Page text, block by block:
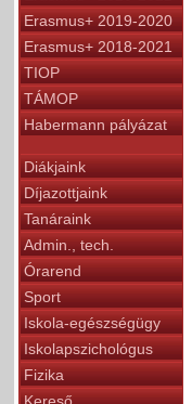
Erasmus+ 2019-2020
Erasmus+ 2018-2021
TIOP
TÁMOP
Habermann pályázat
Diákjaink
Díjazottjaink
Tanáraink
Admin., tech.
Órarend
Sport
Iskola-egészségügy
Iskolapszichológus
Fizika